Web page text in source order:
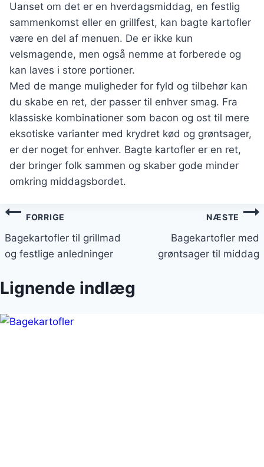
Uanset om det er en hverdagsmiddag, en festlig
sammenkomst eller en grillfest, kan bagte kartofler
være en del af menuen. De er ikke kun
velsmagende, men også nemme at forberede og
kan laves i store portioner.
Med de mange muligheder for fyld og tilbehør kan
du skabe en ret, der passer til enhver smag. Fra
klassiske kombinationer som bacon og ost til mere
eksotiske varianter med krydret kød og grøntsager,
er der noget for enhver. Bagte kartofler er en ret,
der bringer folk sammen og skaber gode minder
omkring middagsbordet.
Indlægsnavigation
FORRIGE
Bagekartofler til grillmad
og festlige anledninger
NÆSTE
Bagekartofler med
grøntsager til middag
Lignende indlæg